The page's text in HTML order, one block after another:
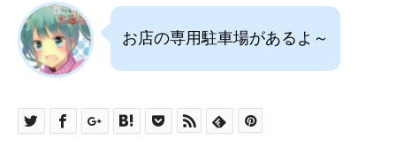
お店の専用駐車場があるよ～